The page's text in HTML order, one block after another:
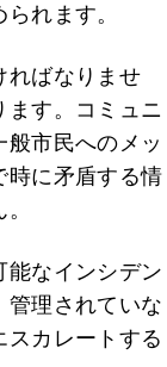
れます。
ればなりませ
す。コミュニ
市民へのメッ
時に矛盾する情
能なインシデン
管理されていな
カレートする